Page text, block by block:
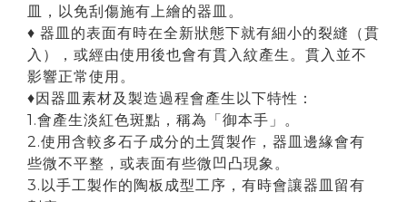
皿，以免刮傷施有上繪的器皿。
♦ 器皿的表面有時在全新狀態下就有細小的裂縫（貫
入），或經由使用後也會有貫入紋產生。貫入並不
影響正常使用。
♦因器皿素材及製造過程會產生以下特性：
1.會產生淡紅色斑點，稱為「御本手」。
2.使用含較多石子成分的土質製作，器皿邊緣會有
些微不平整，或表面有些微凹凸現象。
3.以手工製作的陶板成型工序，有時會讓器皿留有